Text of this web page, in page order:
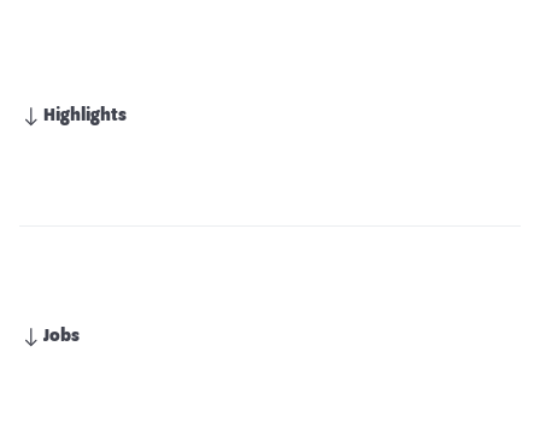
Highlights
Jobs